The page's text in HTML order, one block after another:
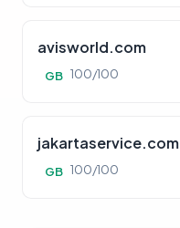
avisworld.com
GB 100/100
jakartaservice.com
GB 100/100